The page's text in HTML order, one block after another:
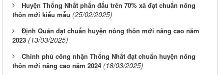
Huyện Thống Nhất phấn đấu trên 70% xã đạt chuẩn nông
thôn mới kiểu mẫu (25/02/2025)
Định Quán đạt chuẩn huyện nông thôn mới nâng cao năm
2023 (13/03/2025)
Chính phủ công nhận Thống Nhất đạt chuẩn huyện nông
thôn mới nâng cao năm 2024 (18/03/2025)